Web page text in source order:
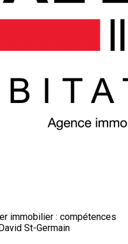
immobilier : compétences
St-Germain